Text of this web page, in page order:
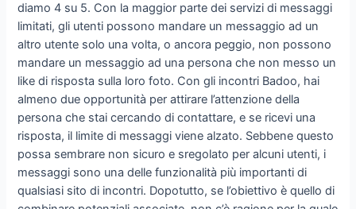
diamo 4 su 5. Con la maggior parte dei servizi di messaggi
limitati, gli utenti possono mandare un messaggio ad un
altro utente solo una volta, o ancora peggio, non possono
mandare un messaggio ad una persona che non messo un
like di risposta sulla loro foto. Con gli incontri Badoo, hai
almeno due opportunità per attirare l’attenzione della
persona che stai cercando di contattare, e se ricevi una
risposta, il limite di messaggi viene alzato. Sebbene questo
possa sembrare non sicuro e sregolato per alcuni utenti, i
messaggi sono una delle funzionalità più importanti di
qualsiasi sito di incontri. Dopotutto, se l’obiettivo è quello di